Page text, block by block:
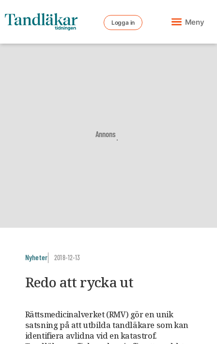
Logga in Meny
Annons
Nyheter 2018-12-13
Redo att rycka ut
Rättsmedicinalverket (RMV) gör en unik
satsning på att utbilda tandläkare som kan
identifiera avlidna vid en katastrof.